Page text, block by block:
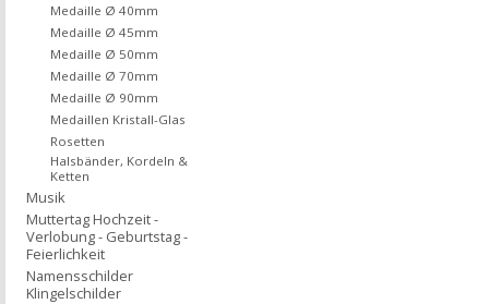
Medaille Ø 40mm
Medaille Ø 45mm
Medaille Ø 50mm
Medaille Ø 70mm
Medaille Ø 90mm
Medaillen Kristall-Glas
Rosetten
Halsbänder, Kordeln &
Ketten
Musik
Muttertag Hochzeit -
Verlobung - Geburtstag -
Feierlichkeit
Namensschilder
Klingelschilder